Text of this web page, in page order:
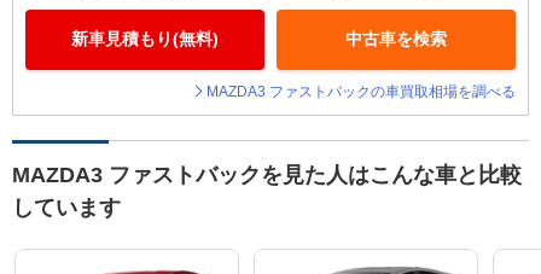
新車見積もり(無料) 中古車を検索
MAZDA3 ファストバックの車買取相場を調べる
MAZDA3 ファストバックを見た人はこんな車と比較
しています